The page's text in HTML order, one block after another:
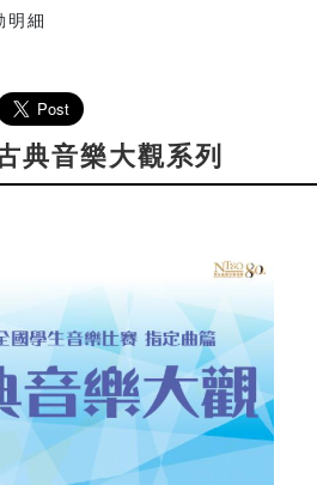
明細
典音樂大觀系列